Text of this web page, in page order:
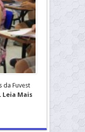
da Fuvest
Leia Mais